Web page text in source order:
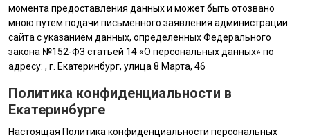
момента предоставления данных и может быть отозвано
мною путем подачи письменного заявления администрации
сайта с указанием данных, определенных Федерального
закона №152-ФЗ статьей 14 «О персональных данных» по
адресу: , г. Екатеринбург, улица 8 Марта, 46
Политика конфиденциальности в
Екатеринбурге
Настоящая Политика конфиденциальности персональных